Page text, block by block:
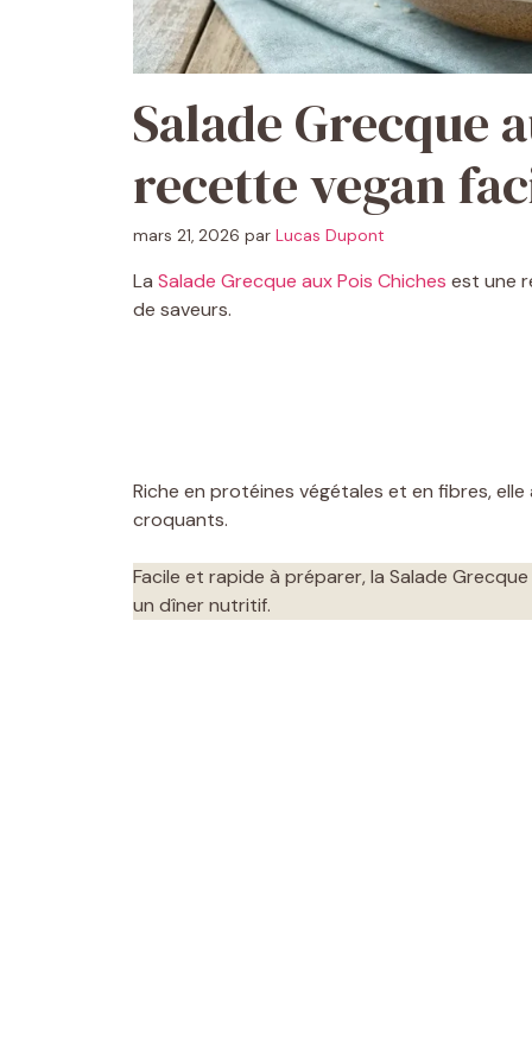
Salade Grecque
recette vegan
mars 21, 2026 par Lucas Dupont
La Salade Grecque aux Pois Chiches est une
de saveurs.
Riche en protéines végétales et en fibres,
croquants.
Facile et rapide à préparer, la Salade
un dîner nutritif.